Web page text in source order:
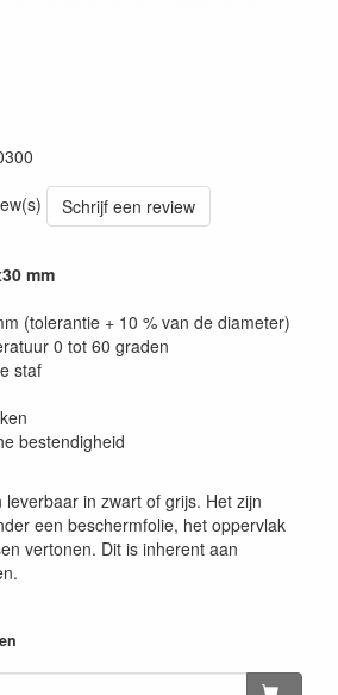
Schrijf een review
mm
(tolerantie + 10 % van de diameter)
0 tot 60 graden
staf
bestendigheid
leverbaar in zwart of grijs. Het zijn
een beschermfolie, het oppervlak
vertonen. Dit is inherent aan